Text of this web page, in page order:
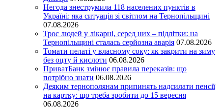
Негода знеструмила 118 населених пунктів в
Україні: яка ситуація зі світлом на Тернопільщині
07.08.2026
Троє людей у лікарні, серед них – підлітки: на
Тернопільщині сталась серйозна аварія 07.08.2026
Томати пелаті у власному соку: як закрити на зиму
без оцту й кислоти 06.08.2026
ПриватБанк змінює правила переказів: що
потрібно знати 06.08.2026
Деяким тернополянам припинять надсилати пенсії
на картку: що треба зробити до 15 вересня
06.08.2026